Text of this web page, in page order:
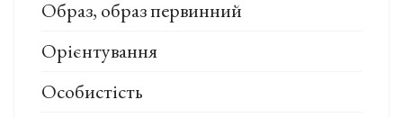
Образ, образ первинний
Орієнтування
Особистість